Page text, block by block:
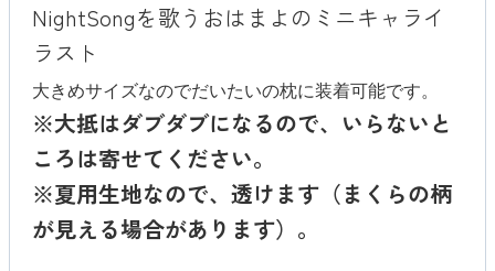
NightSongを歌うおはまよのミニキャライ
ラスト
大きめサイズなのでだいたいの枕に装着可能です。
※大抵はダブダブになるので、いらないと
ころは寄せてください。
※夏用生地なので、透けます（まくらの柄
が見える場合があります）。